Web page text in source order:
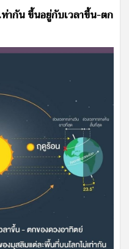
ท่ากัน ขึ้นอยู่กับเวลาขึ้น-ตก